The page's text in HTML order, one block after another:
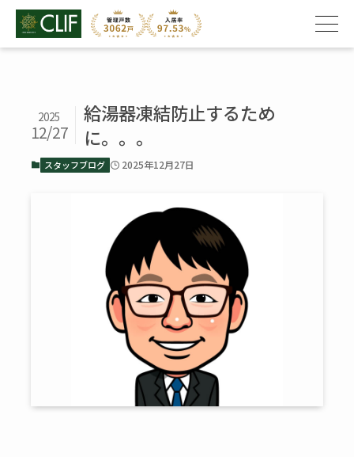
給湯器凍結防止するため
に。。。
2025
12/27
スタッフブログ 2025年12月27日